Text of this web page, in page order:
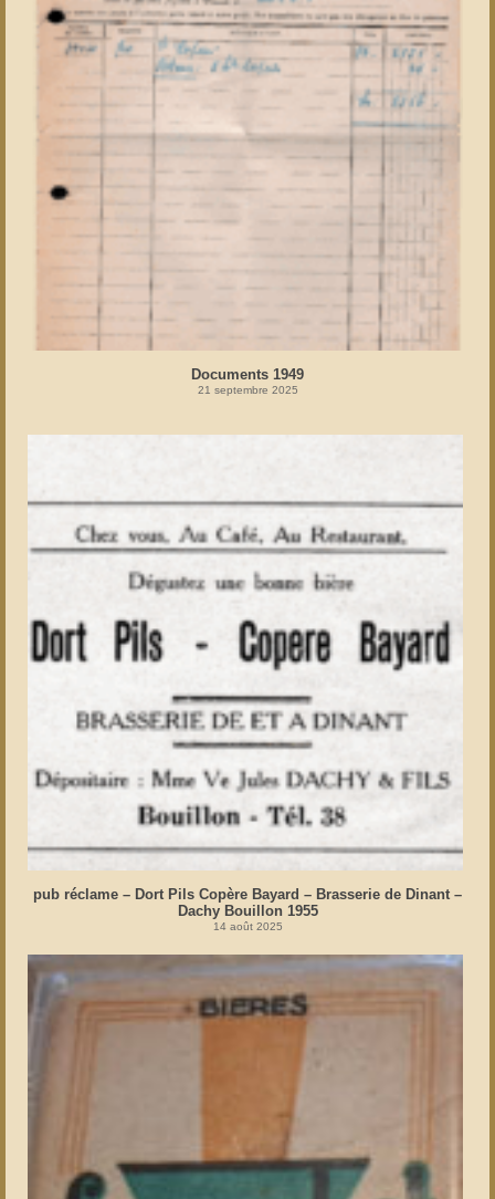
Documents 1949
21 septembre 2025
pub réclame – Dort Pils Copère Bayard – Brasserie de Dinant –
Dachy Bouillon 1955
14 août 2025